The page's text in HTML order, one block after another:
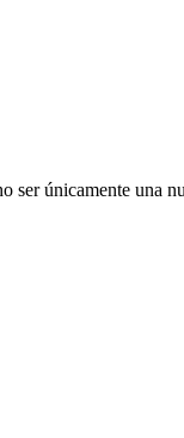
únicamente una